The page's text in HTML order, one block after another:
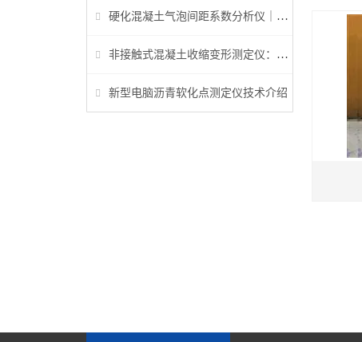
硬化混凝土气泡间距系数分析仪｜参数检测与行业标准详解
非接触式混凝土收缩变形测定仪：早龄期收缩检测核心设备
新型电脑沥青软化点测定仪技术介绍